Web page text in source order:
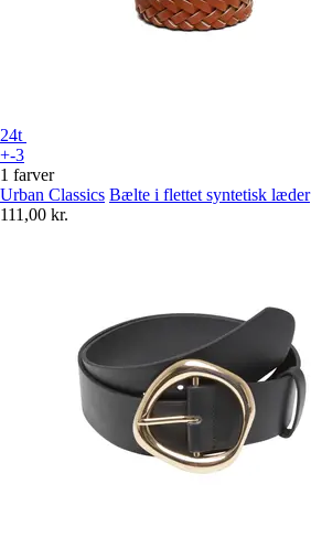
24t
+-3
1 farver
Urban Classics Bælte i flettet syntetisk læder
111,00 kr.